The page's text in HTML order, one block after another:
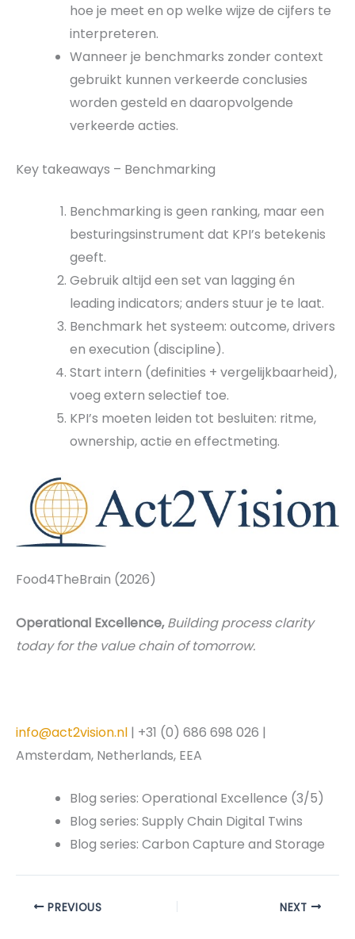
hoe je meet en op welke wijze de cijfers te
interpreteren.
Wanneer je benchmarks zonder context
gebruikt kunnen verkeerde conclusies
worden gesteld en daaropvolgende
verkeerde acties.
Key takeaways – Benchmarking
Benchmarking is geen ranking, maar een
besturingsinstrument dat KPI’s betekenis
geeft.
Gebruik altijd een set van lagging én
leading indicators; anders stuur je te laat.
Benchmark het systeem: outcome, drivers
en execution (discipline).
Start intern (definities + vergelijkbaarheid),
voeg extern selectief toe.
KPI’s moeten leiden tot besluiten: ritme,
ownership, actie en effectmeting.
Food4TheBrain (2026)
Operational Excellence,Building process clarity
today for the value chain of tomorrow.
info@act2vision.nl | +31 (0) 686 698 026 |
Amsterdam, Netherlands, EEA
Blog series: Operational Excellence (3/5)
Blog series: Supply Chain Digital Twins
Blog series: Carbon Capture and Storage
PREVIOUS NEXT